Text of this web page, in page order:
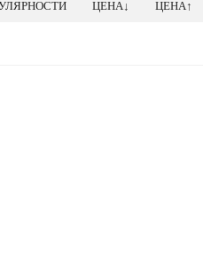
ЦЕНА↓ ЦЕНА↑